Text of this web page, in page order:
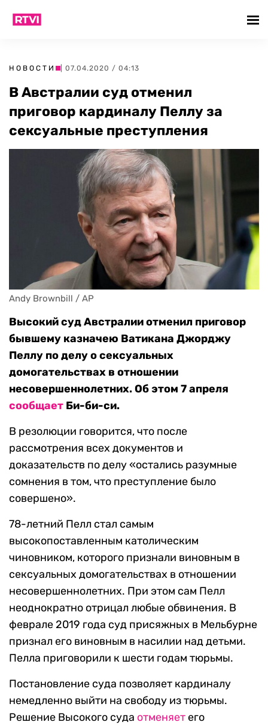
НОВОСТИ | 07.04.2020 / 04:13
В Австралии суд отменил
приговор кардиналу Пеллу за
сексуальные преступления
Andy Brownbill / AP
Высокий суд Австралии отменил приговор
бывшему казначею Ватикана Джорджу
Пеллу по делу о сексуальных
домогательствах в отношении
несовершеннолетних. Об этом 7 апреля
сообщает Би-би-си.
В резолюции говорится, что после
рассмотрения всех документов и
доказательств по делу «остались разумные
сомнения в том, что преступление было
совершено».
78-летний Пелл стал самым
высокопоставленным католическим
чиновником, которого признали виновным в
сексуальных домогательствах в отношении
несовершеннолетних. При этом сам Пелл
неоднократно отрицал любые обвинения. В
феврале 2019 года суд присяжных в Мельбурне
признал его виновным в насилии над детьми.
Пелла приговорили к шести годам тюрьмы.
Постановление суда позволяет кардиналу
немедленно выйти на свободу из тюрьмы.
Решение Высокого суда отменяетего